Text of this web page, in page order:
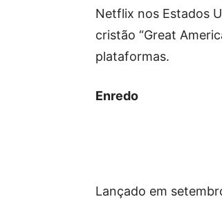
Netflix nos Estados
cristão “Great
plataformas.
Enredo
Lançado em